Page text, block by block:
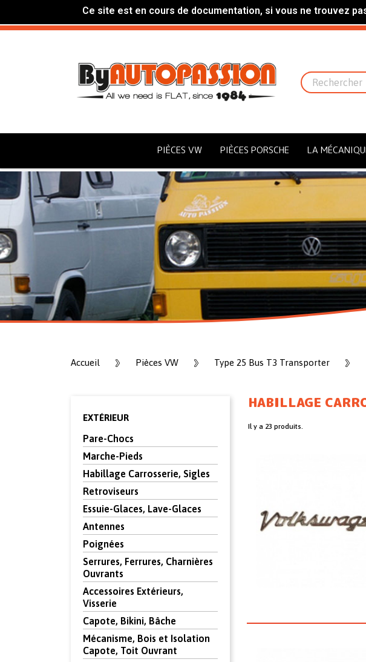
Ce site est en cours de documentation, si vous ne trouvez
PIÈCES VW PIÈCES PORSCHE LA
Accueil Pièces VW Type 25 Bus T3 Transporter
EXTÉRIEUR
Pare-Chocs
Marche-Pieds
Habillage Carrosserie, Sigles
Retroviseurs
Essuie-Glaces, Lave-Glaces
Antennes
Poignées
Serrures, Ferrures, Charnières
Ouvrants
Accessoires Extérieurs,
Visserie
Capote, Bikini, Bâche
Mécanisme, Bois et Isolation
Capote, Toit Ouvrant
HABILLAGE
Il y a 23 produits.